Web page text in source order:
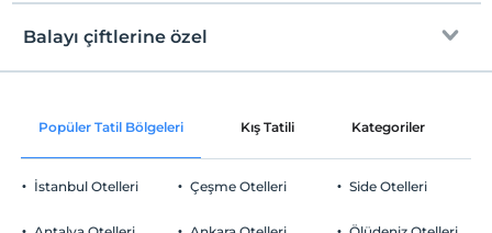
Ücretsiz Wi-fi
Check/in
En erken saat 14:00 ve sonrası
Check/out
Evcil Hayvan
Sigara
Balayı çiftlerine özel
Oda süslemesi
Odaya meyve sepeti ikramı
Popüler Tatil Bölgeleri Kış Tatili Kategoriler
İstanbul Otelleri Çeşme Otelleri Side Otelleri